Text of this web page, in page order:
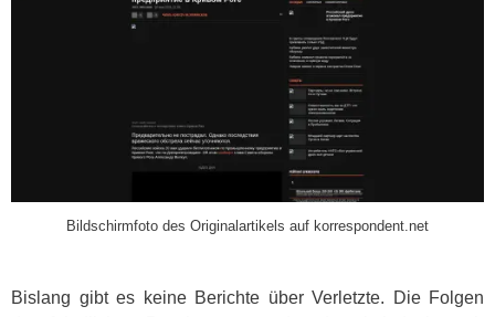
Bildschirmfoto des Originalartikels auf korrespondent.net
Bislang gibt es keine Berichte über Verletzte. Die Folgen